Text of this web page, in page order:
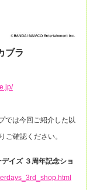
ブラ
では今回ご紹介した以
ご確認ください。
イズ ３周年記念ショ